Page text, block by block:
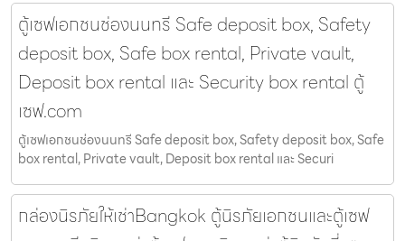
ตู้เซฟเอกชนช่องนนทรี Safe deposit box, Safety
deposit box, Safe box rental, Private vault,
Deposit box rental และ Security box rental ตู้
เซฟ.com
ตู้เซฟเอกชนช่องนนทรี Safe deposit box, Safety deposit box, Safe
box rental, Private vault, Deposit box rental และ Securi
กล่องนิรภัยให้เช่าBangkok ตู้นิรภัยเอกชนและตู้เซฟ